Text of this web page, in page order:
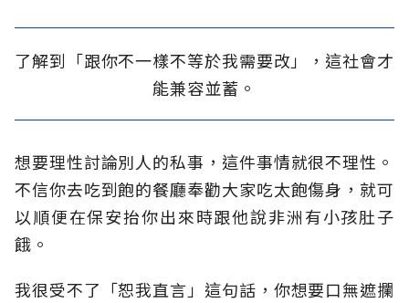
了解到「跟你不一樣不等於我需要改」，這社會才
能兼容並蓄。
想要理性討論別人的私事，這件事情就很不理性。
不信你去吃到飽的餐廳奉勸大家吃太飽傷身，就可
以順便在保安抬你出來時跟他說非洲有小孩肚子
餓。
我很受不了「恕我直言」這句話，你想要口無遮攔